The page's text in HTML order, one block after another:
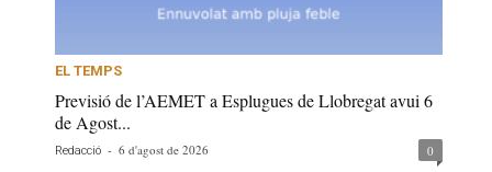
EL TEMPS
Previsió de l’AEMET a Esplugues de Llobregat avui 6
de Agost...
Redacció - 6 d'agost de 2026 0